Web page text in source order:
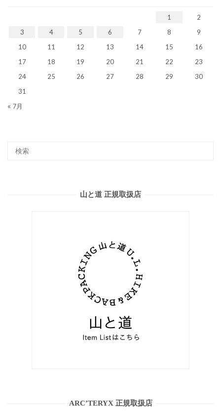
1
2
3
4 5 6 7 8
9
10
11 12 13 14 15
16
17
18 19 20 21 22
23
24
25 26 27 28 29
30
31
« 7月
山と道 正規取扱店
ARC’TERYX 正規取扱店